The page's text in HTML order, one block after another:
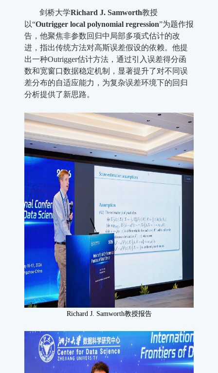
剑桥大学Richard J. Samworth教授
以“Outrigger local polynomial regression”为题作报
告，他聚焦非参数回归中局部多项式估计的改
进，指出传统方法对高斯误差假设的依赖。他提
出一种Outrigger估计方法，通过引入误差得分函
数和宽窗口数据稳定机制，显著提升了对不同误
差分布的自适应能力，为复杂误差环境下的回归
分析提供了新思路。
Richard J. Samworth教授报告